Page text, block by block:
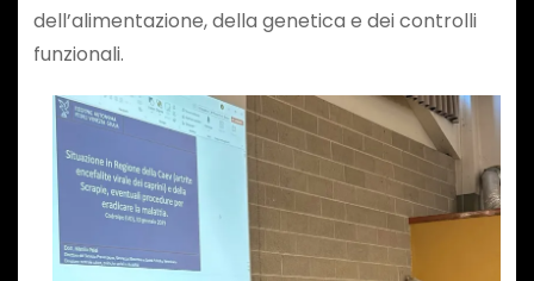
dell’alimentazione, della genetica e dei controlli
funzionali.